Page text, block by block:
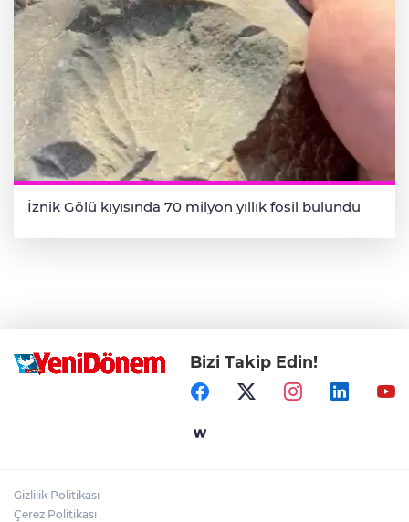
İznik Gölü kıyısında 70 milyon yıllık fosil bulundu
Bizi Takip Edin!
Gizlilik Politikası
Çerez Politikası